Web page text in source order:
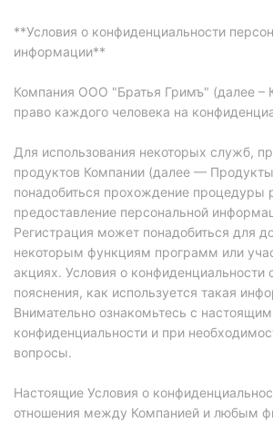
**Условия о конфиденциальности
информации**
Компания ООО "Братья Гримъ" (далее –
право каждого человека на
Для использования некоторых служб,
продуктов Компании (далее —
понадобиться прохождение процедуры
предоставление персональной
Регистрация может понадобиться для
некоторым функциям программ или
акциях. Условия о конфиденциальности
пояснения, как используется такая
Внимательно ознакомьтесь с
конфиденциальности и при
вопросы.
Настоящие Условия о
отношения между Компанией и любым